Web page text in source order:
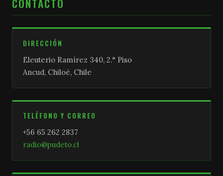
CONTACTO
DIRECCIÓN
Eleuterio Ramírez 340, 2.° Piso
Ancud, Chiloé, Chile
TELÉFONO Y CORREO
+56 65 262 2837
radio@pudeto.cl